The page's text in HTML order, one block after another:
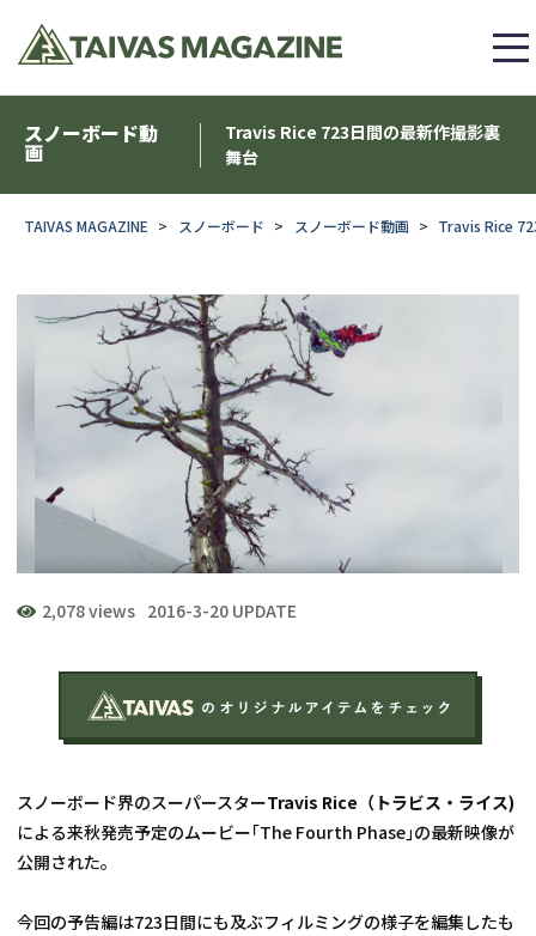
スノーボード動
画
Travis Rice 723日間の最新作撮影裏
舞台
TAIVAS MAGAZINE スノーボード スノーボード動画 Travis Rice
2,078 views 2016-3-20 UPDATE
スノーボード界のスーパースターTravis Rice（トラビス・ライス)
による来秋発売予定のムービー｢The Fourth Phase｣の最新映像が
公開された。
今回の予告編は723日間にも及ぶフィルミングの様子を編集したも